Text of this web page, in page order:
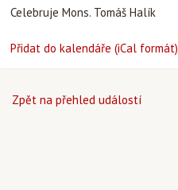
Celebruje Mons. Tomáš Halík
Přidat do kalendáře (iCal formát)
Zpět na přehled událostí